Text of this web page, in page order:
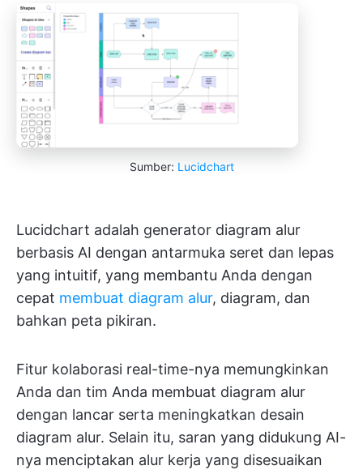
Sumber: Lucidchart
Lucidchart adalah generator diagram alur
berbasis AI dengan antarmuka seret dan lepas
yang intuitif, yang membantu Anda dengan
cepat membuat diagram alur, diagram, dan
bahkan peta pikiran.
Fitur kolaborasi real-time-nya memungkinkan
Anda dan tim Anda membuat diagram alur
dengan lancar serta meningkatkan desain
diagram alur. Selain itu, saran yang didukung AI-
nya menciptakan alur kerja yang disesuaikan